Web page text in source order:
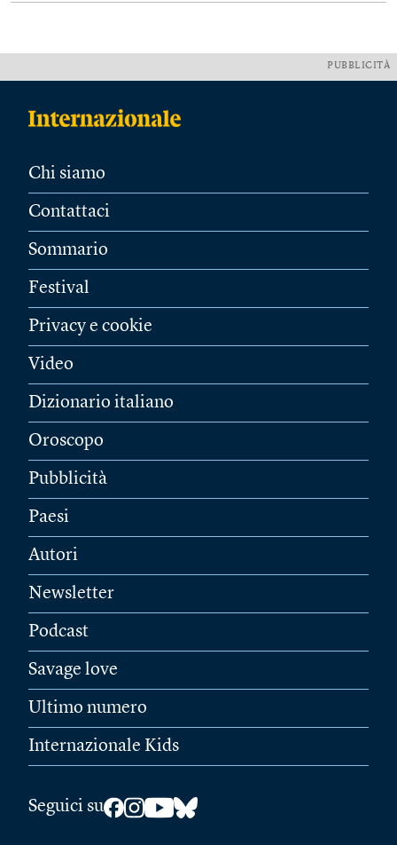
PUBBLICITÀ
Chi siamo
Contattaci
Sommario
Festival
Privacy e cookie
Video
Dizionario italiano
Oroscopo
Pubblicità
Paesi
Autori
Newsletter
Podcast
Savage love
Ultimo numero
Internazionale Kids
Seguici su